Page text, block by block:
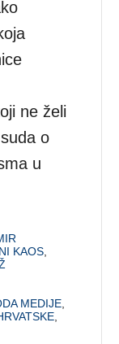
ne želi
o
u
KAOS
MEDIJE